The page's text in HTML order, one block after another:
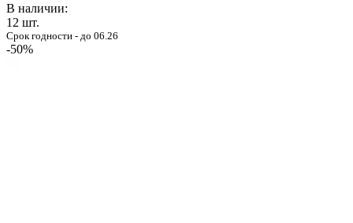
В наличии:
12 шт.
Срок годности - до 06.26
-50%